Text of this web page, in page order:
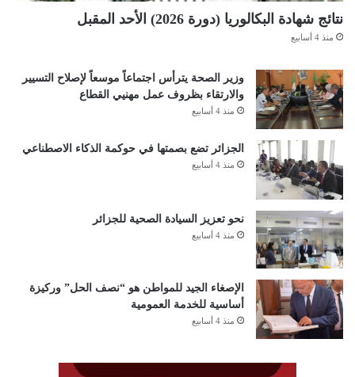
نتائج شهادة البكالوريا (دورة 2026) الأحد المقبل
منذ 4 أسابيع
وزير الصحة يترأس اجتماعاً موسعاً لإصلاح التسيير
والارتقاء بظروف عمل مهنيي القطاع
منذ 4 أسابيع
الجزائر تضع بصمتها في حوكمة الذكاء الاصطناعي
منذ 4 أسابيع
نحو تعزيز السيادة الصحية للجزائر
منذ 4 أسابيع
الإصغاء الجيد للمواطن هو “نصف الحل” وركيزة
أساسية للخدمة العمومية
منذ 4 أسابيع